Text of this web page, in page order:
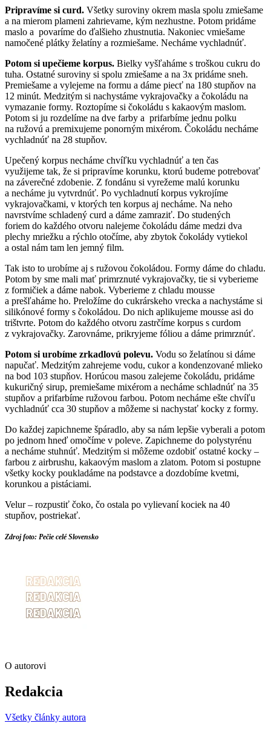
Pripravíme si curd. Všetky suroviny okrem masla spolu zmiešame
a na mierom plameni zahrievame, kým nezhustne. Potom pridáme
maslo a povaríme do ďalšieho zhustnutia. Nakoniec vmiešame
namočené plátky želatíny a rozmiešame. Necháme vychladnúť.
Potom si upečieme korpus. Bielky vyšľaháme s troškou cukru do
tuha. Ostatné suroviny si spolu zmiešame a na 3x pridáme sneh.
Premiešame a vylejeme na formu a dáme piecť na 180 stupňov na
12 minút. Medzitým si nachystáme vykrajovačky a čokoládu na
vymazanie formy. Roztopíme si čokoládu s kakaovým maslom.
Potom si ju rozdelíme na dve farby a prifarbíme jednu polku
na ružovú a premixujeme ponorným mixérom. Čokoládu necháme
vychladnúť na 28 stupňov.
Upečený korpus necháme chvíľku vychladnúť a ten čas
využijeme tak, že si pripravíme korunku, ktorú budeme potrebovať
na záverečné zdobenie. Z fondánu si vyrežeme malú korunku
a necháme ju vytvrdnúť. Po vychladnutí korpus vykrojíme
vykrajovačkami, v ktorých ten korpus aj necháme. Na neho
navrstvíme schladený curd a dáme zamraziť. Do studených
foriem do každého otvoru nalejeme čokoládu dáme medzi dva
plechy mriežku a rýchlo otočíme, aby zbytok čokolády vytiekol
a ostal nám tam len jemný film.
Tak isto to urobíme aj s ružovou čokoládou. Formy dáme do chladu.
Potom by sme mali mať primrznuté vykrajovačky, tie si vyberieme
z formičiek a dáme nabok. Vyberieme z chladu mousse
a prešľaháme ho. Preložíme do cukrárskeho vrecka a nachystáme si
silikónové formy s čokoládou. Do nich aplikujeme mousse asi do
trištvrte. Potom do každého otvoru zastrčíme korpus s curdom
z vykrajovačky. Zarovnáme, prikryjeme fóliou a dáme primrznúť.
Potom si urobíme zrkadlovú polevu. Vodu so želatínou si dáme
napučať. Medzitým zahrejeme vodu, cukor a kondenzované mlieko
na bod 103 stupňov. Horúcou masou zalejeme čokoládu, pridáme
kukuričný sirup, premiešame mixérom a necháme schladnúť na 35
stupňov a prifarbíme ružovou farbou. Potom necháme ešte chvíľu
vychladnúť cca 30 stupňov a môžeme si nachystať kocky z formy.
Do každej zapichneme špáradlo, aby sa nám lepšie vyberali a potom
po jednom hneď omočíme v poleve. Zapichneme do polystyrénu
a necháme stuhnúť. Medzitým si môžeme ozdobiť ostatné kocky –
farbou z airbrushu, kakaovým maslom a zlatom. Potom si postupne
všetky kocky poukladáme na podstavce a dozdobíme kvetmi,
korunkou a pistáciami.
Velur – rozpustiť čoko, čo ostala po vylievaní kociek na 40
stupňov, postriekať.
Zdroj foto: Pečie celé Slovensko
O autorovi
Redakcia
Všetky články autora